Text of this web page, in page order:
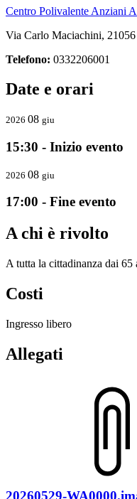
Centro Polivalente Anziani
Via Carlo Maciachini,
Telefono: 0332206001
Date e orari
2026 08 giu
15:30 - Inizio evento
2026 08 giu
17:00 - Fine evento
A chi è rivolto
A tutta la cittadinanza dai 65
Costi
Ingresso libero
Allegati
20260529-